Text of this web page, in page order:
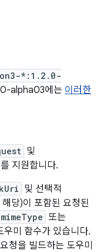
*:1.2.0-
alpha03에는 이러한
및
지원합니다.
및 선택적
당)이 포함된 요청된
mimeType 또는
우미 함수가 있습니다.
청을 빌드하는 도우미